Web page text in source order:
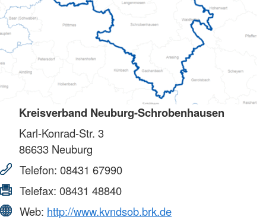
Kreisverband Neuburg-Schrobenhausen
Karl-Konrad-Str. 3
86633 Neuburg
Telefon: 08431 67990
Telefax: 08431 48840
Web: http://www.kvndsob.brk.de